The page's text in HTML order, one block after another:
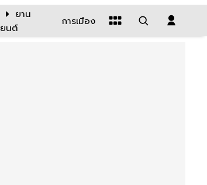
ยาน
ยนต์
การเมือง